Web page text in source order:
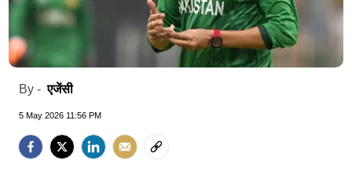
By -एजेंसी
5 May 2026 11:56 PM